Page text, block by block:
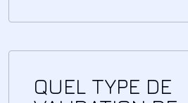
QUEL TYPE DE